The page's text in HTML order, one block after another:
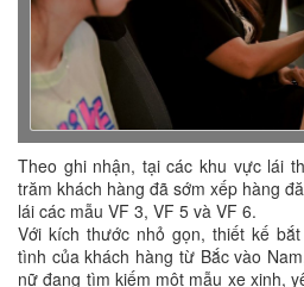
Theo ghi nhận, tại các khu vực lái
trăm khách hàng đã sớm xếp hàng
lái các mẫu VF 3, VF 5 và VF 6.
Với kích thước nhỏ gọn, thiết kế
tình của khách hàng từ Bắc vào
nữ đang tìm kiếm một mẫu xe xinh,